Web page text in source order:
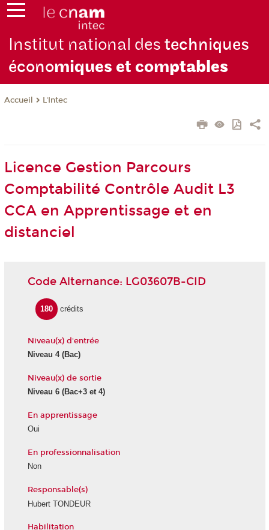
Institut national destechniques
économiques et comptables
Accueil L'Intec
Licence Gestion Parcours
Comptabilité Contrôle Audit L3
CCA en Apprentissage et en
distanciel
Code Alternance: LG03607B-CID
180 crédits
Niveau(x) d'entrée
Niveau 4 (Bac)
Niveau(x) de sortie
Niveau 6 (Bac+3 et 4)
En apprentissage
Oui
En professionnalisation
Non
Responsable(s)
Hubert TONDEUR
Habilitation